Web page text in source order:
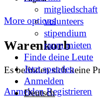
More options
Warenkorb
Es befinden sich keine
Anmelden Registrieren
mitgliedschaft
volunteers
stipendium
raum mieten
Finde deine Leute
Jetzt spenden
Anmelden
Deutsch